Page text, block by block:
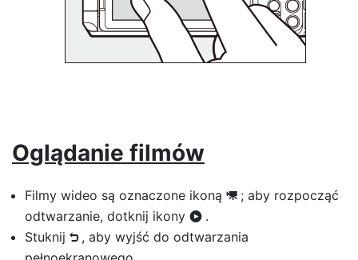
Oglądanie filmów
Filmy wideo są oznaczone ikoną 1 ; aby rozpocząć
odtwarzanie, dotknij ikony a .
Stuknij Z , aby wyjść do odtwarzania